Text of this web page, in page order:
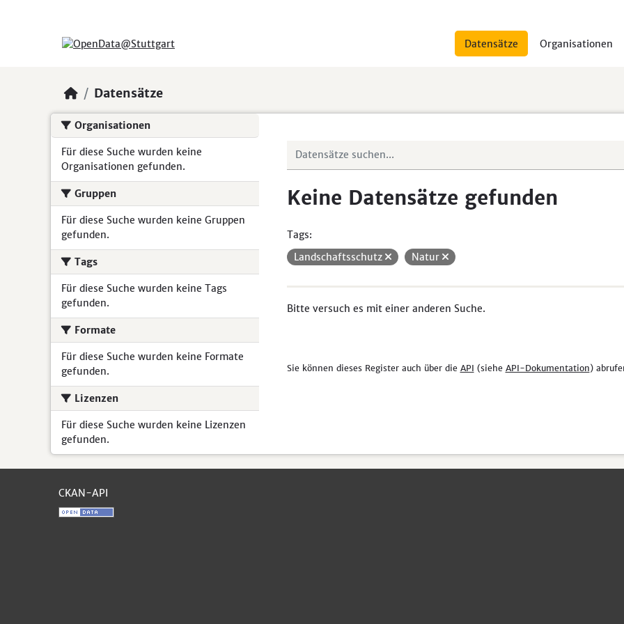
Datensätze Organisationen
Datensätze
Organisationen
Für diese Suche wurden keine
Organisationen gefunden.
Gruppen
Für diese Suche wurden keine Gruppen
gefunden.
Tags
Für diese Suche wurden keine Tags
gefunden.
Formate
Für diese Suche wurden keine Formate
gefunden.
Lizenzen
Für diese Suche wurden keine Lizenzen
gefunden.
Keine Datensätze gefunden
Tags:
Landschaftsschutz
Natur
Bitte versuch es mit einer anderen Suche.
Sie können dieses Register auch über die API (siehe API-Dokumentation)
CKAN-API